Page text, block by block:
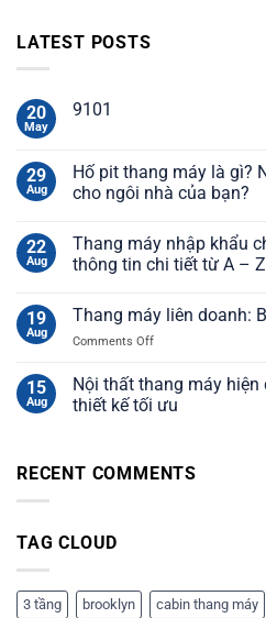
LATEST POSTS
20
May
9101
29
Aug
Hố pit thang máy là gì?
cho ngôi nhà của bạn?
22
Aug
Thang máy nhập khẩu
thông tin chi tiết từ A – Z
19
Aug
Thang máy liên doanh:
Comments Offon
máy
doanh:
và
15
Aug
Nội thất thang máy
thiết kế tối ưu
RECENT COMMENTS
TAG CLOUD
3 tầng brooklyn cabin thang máy